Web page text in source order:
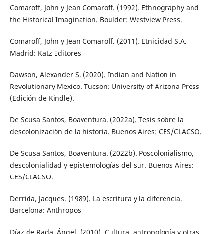
Comaroff, John y Jean Comaroff. (1992). Ethnography and
the Historical Imagination. Boulder: Westview Press.
Comaroff, John y Jean Comaroff. (2011). Etnicidad S.A.
Madrid: Katz Editores.
Dawson, Alexander S. (2020). Indian and Nation in
Revolutionary Mexico. Tucson: University of Arizona Press
(Edición de Kindle).
De Sousa Santos, Boaventura. (2022a). Tesis sobre la
descolonización de la historia. Buenos Aires: CES/CLACSO.
De Sousa Santos, Boaventura. (2022b). Poscolonialismo,
descolonialidad y epistemologías del sur. Buenos Aires:
CES/CLACSO.
Derrida, Jacques. (1989). La escritura y la diferencia.
Barcelona: Anthropos.
Díaz de Rada, Ángel. (2010). Cultura, antropología y otras